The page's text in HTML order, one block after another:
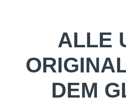
ALLE
DEM